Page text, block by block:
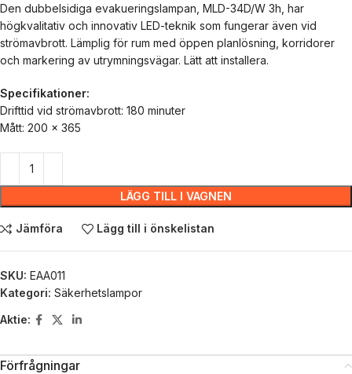
Den dubbelsidiga evakueringslampan, MLD-34D/W 3h, har
högkvalitativ och innovativ LED-teknik som fungerar även vid
strömavbrott. Lämplig för rum med öppen planlösning, korridorer
och markering av utrymningsvägar. Lätt att installera.
Specifikationer:
Drifttid vid strömavbrott: 180 minuter
Mått: 200 x 365
LÄGG TILL I VAGNEN
Jämföra Lägg till i önskelistan
SKU: ЕАА011
Kategori: Säkerhetslampor
Aktie:
Förfrågningar